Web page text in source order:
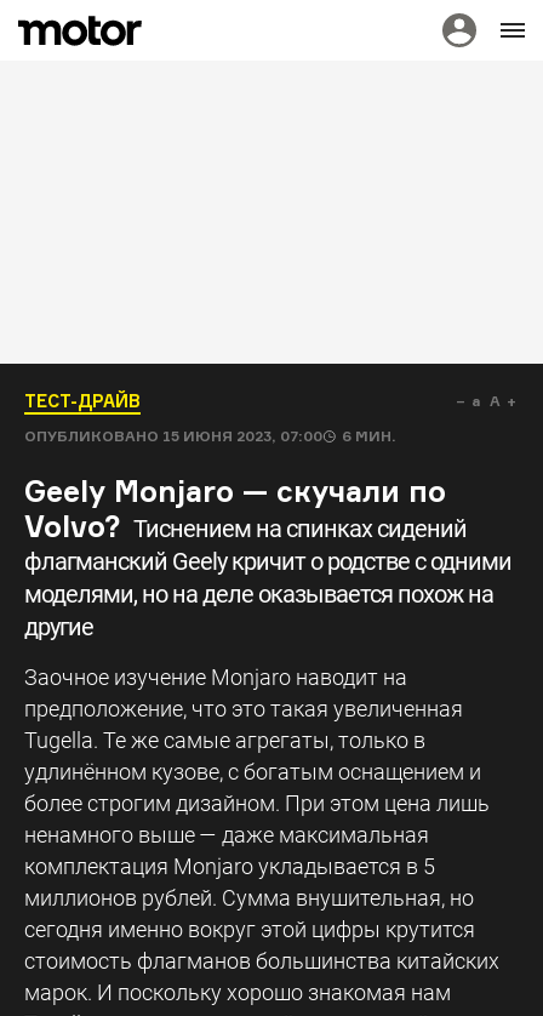
ТЕСТ-ДРАЙВ
ОПУБЛИКОВАНО 15 ИЮНЯ 2023, 07:00 6 МИН.
a A
Geely Monjaro — скучали по
Volvo? Тиснением на спинках сидений
флагманский Geely кричит о родстве с одними
моделями, но на деле оказывается похож на
другие
Заочное изучение Monjaro наводит на
предположение, что это такая увеличенная
Tugella. Те же самые агрегаты, только в
удлинённом кузове, с богатым оснащением и
более строгим дизайном. При этом цена лишь
ненамного выше — даже максимальная
комплектация Monjaro укладывается в 5
миллионов рублей. Сумма внушительная, но
сегодня именно вокруг этой цифры крутится
стоимость флагманов большинства китайских
марок. И поскольку хорошо знакомая нам